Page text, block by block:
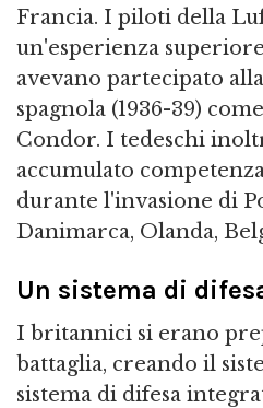
Francia. I piloti della
un'esperienza
avevano partecipato
spagnola (1936-39)
Condor. I tedeschi
accumulato
durante l'invasione di
Danimarca, Olanda,
Un sistema di
I britannici si erano
battaglia, creando il
sistema di difesa